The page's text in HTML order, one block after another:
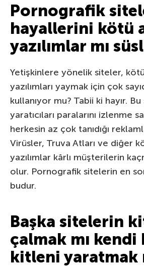
Pornografik
hayallerini kötü
yazılımlar mı
Yetişkinlere yönelik siteler,
yazılımları yaymak için çok
kullanıyor mu? Tabii ki hayır.
yaratıcıları paralarını izlenme
herkesin az çok tanıdığı
Virüsler, Truva Atları ve diğer
yazılımlar kârlı müşterilerin
olur. Pornografik sitelerin en
budur.
Başka sitelerin
çalmak mı kendi
kitleni yaratmak